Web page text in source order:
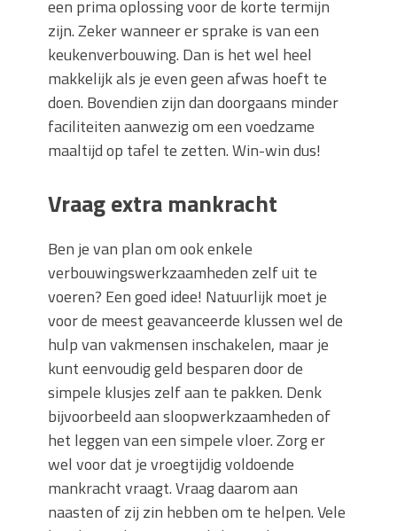
een prima oplossing voor de korte termijn
zijn. Zeker wanneer er sprake is van een
keukenverbouwing. Dan is het wel heel
makkelijk als je even geen afwas hoeft te
doen. Bovendien zijn dan doorgaans minder
faciliteiten aanwezig om een voedzame
maaltijd op tafel te zetten. Win-win dus!
Vraag extra mankracht
Ben je van plan om ook enkele
verbouwingswerkzaamheden zelf uit te
voeren? Een goed idee! Natuurlijk moet je
voor de meest geavanceerde klussen wel de
hulp van vakmensen inschakelen, maar je
kunt eenvoudig geld besparen door de
simpele klusjes zelf aan te pakken. Denk
bijvoorbeeld aan sloopwerkzaamheden of
het leggen van een simpele vloer. Zorg er
wel voor dat je vroegtijdig voldoende
mankracht vraagt. Vraag daarom aan
naasten of zij zin hebben om te helpen. Vele